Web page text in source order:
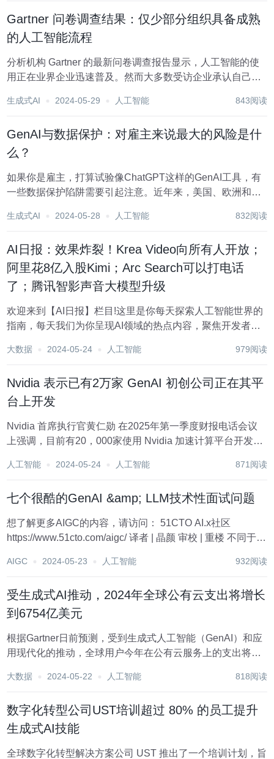
Gartner 问卷调查结果：仅少部分组织具备成熟
的人工智能流程
分析机构 Gartner 的最新问卷调查报告显示，人工智能的使
用正在业界企业迅速普及。然而大多数受访企业承认自己企
卷访问，结果发现受访者的组织在多个业务流程中应用人工
生成式AI 2024-05-29 人工智能 843阅读
GenAI与数据保护：对雇主来说最大的风险是什
么？
如果你是雇主，打算试验像ChatGPT这样的GenAI工具，有
一些数据保护陷阱需要引起注意。近年来，美国、欧洲和全
人力资源数据输入GenAI工具。毕竟，员工数据通常是高度
生成式AI 2024-05-28 人工智能 832阅读
AI日报：效果炸裂！Krea Video向所有人开放；
阿里花8亿入股Kimi；Arc Search可以打电话
了；腾讯智影声音大模型升级
欢迎来到【AI日报】栏目!这里是你每天探索人工智能世界的
指南，每天我们为你呈现AI领域的热点内容，聚焦开发者，
了解：https://top.aibase.com/ 1、Krea AI视频生成工具向
大数据 2024-05-24 人工智能 979阅读
Nvidia 表示已有2万家 GenAI 初创公司正在其平
台上开发
Nvidia 首席执行官黄仁勋 在2025年第一季度财报电话会议
上强调，目前有20，000家使用 Nvidia 加速计算平台开发的
角色、设计到应用生产、数字生物学等各个领域。这一需求
人工智能 2024-05-24 人工智能 871阅读
七个很酷的GenAI &amp; LLM技术性面试问题
想了解更多AIGC的内容，请访问： 51CTO AI.x社区
https://www.51cto.com/aigc/ 译者 | 晶颜 审校 | 重楼 不同于互
维。 大语言模型(LLM 在数据科学、生成式...
AIGC 2024-05-23 人工智能 932阅读
受生成式AI推动，2024年全球公有云支出将增长
到6754亿美元
根据Gartner日前预测，受到生成式人工智能（GenAI）和应
用现代化的推动，全球用户今年在公有云服务上的支出将增
增长了20.4%。 这一持续的增长趋势并没有显示出减弱的迹
大数据 2024-05-22 人工智能 818阅读
数字化转型公司UST培训超过 80% 的员工提升
生成式AI技能
全球数字化转型解决方案公司 UST 推出了一个培训计划，旨